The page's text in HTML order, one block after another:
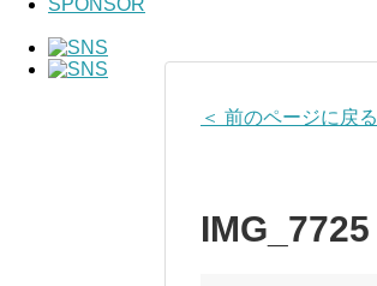
SPONSOR
＜ 前のページに戻る
IMG_7725